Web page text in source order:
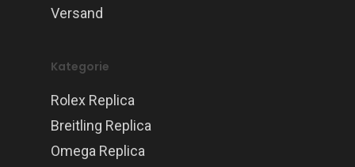
Versand
Kategorie
Rolex Replica
Breitling Replica
Omega Replica